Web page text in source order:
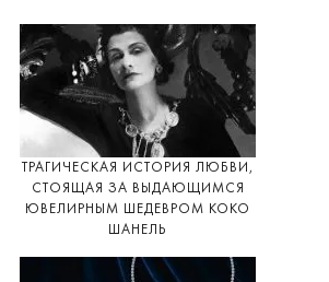
ТРАГИЧЕСКАЯ ИСТОРИЯ ЛЮБВИ,
СТОЯЩАЯ ЗА ВЫДАЮЩИМСЯ
ЮВЕЛИРНЫМ ШЕДЕВРОМ КОКО
ШАНЕЛЬ